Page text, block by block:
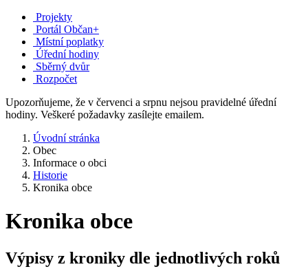
Projekty
Portál Občan+
Místní poplatky
Úřední hodiny
Sběrný dvůr
Rozpočet
Upozorňujeme, že v červenci a srpnu nejsou pravidelné úřední
hodiny. Veškeré požadavky zasílejte emailem.
Úvodní stránka
Obec
Informace o obci
Historie
Kronika obce
Kronika obce
Výpisy z kroniky dle jednotlivých roků